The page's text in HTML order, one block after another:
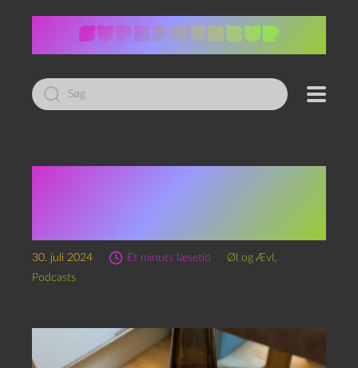
Led
efter:
30. juli 2024 Et minuts læsetid Øl og Ævl ,
Podcasts